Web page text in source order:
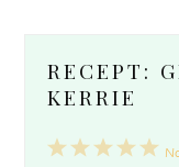
RECEPT:
KERRIE
5
4
3
2
1